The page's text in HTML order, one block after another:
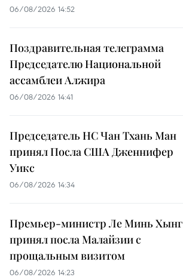
06/08/2026 14:52
Поздравительная телеграмма
Председателю Национальной
ассамблеи Алжира
06/08/2026 14:41
Председатель НС Чан Тхань Ман
принял Посла США Дженнифер
Уикс
06/08/2026 14:34
Премьер-министр Ле Минь Хынг
принял посла Малайзии с
прощальным визитом
06/08/2026 14:23